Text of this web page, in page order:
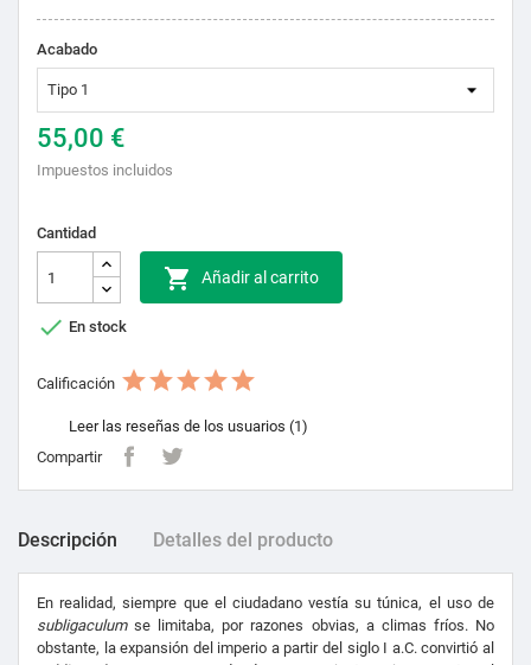
Acabado
55,00 €
Impuestos incluidos
Cantidad
 Añadir al carrito
 En stock
Calificación
Leer las reseñas de los usuarios (1)
Compartir
Descripción Detalles del producto
En realidad, siempre que el ciudadano vestía su túnica, el uso de
subligaculumse limitaba, por razones obvias, a climas fríos. No
obstante, la expansión del imperio a partir del siglo I a.C. convirtió al